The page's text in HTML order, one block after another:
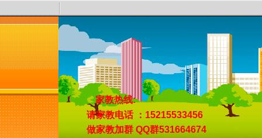
家教热线:
请家教电话 ：15215533456
做家教加群 QQ群531664674